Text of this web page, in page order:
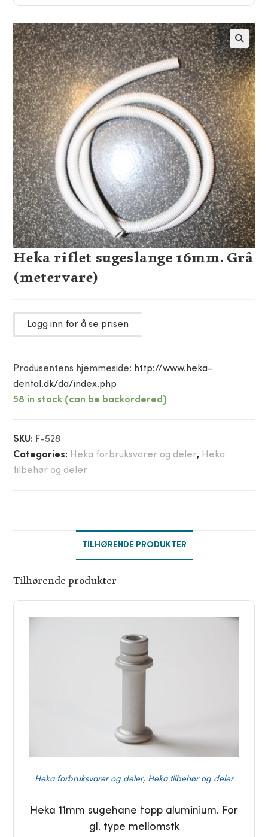
🔍
Heka riflet sugeslange 16mm. Grå
(metervare)
Logg inn for å se prisen
Produsentens hjemmeside: http://www.heka-
dental.dk/da/index.php
58 in stock (can be backordered)
SKU: F-528
Categories: Heka forbruksvarer og deler, Heka
tilbehør og deler
TILHØRENDE PRODUKTER
Tilhørende produkter
Heka forbruksvarer og deler, Heka tilbehør og deler
Heka 11mm sugehane topp aluminium. For
gl. type mellomstk